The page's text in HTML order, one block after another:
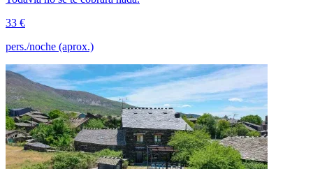
33 €
pers./noche (aprox.)